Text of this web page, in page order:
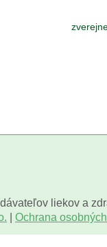
liekov a
Ochrana
tieto cookies.